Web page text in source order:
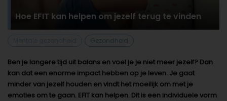
Hoe EFIT kan helpen om jezelf terug te vinden
Gezondheid
Ben je langere tijd uit balans en voel je je niet meer jezelf? Dan
kan dat een enorme impact hebben op je leven. Je gaat
minder van jezelf houden en vindt het moeilijk om met je
emoties om te gaan. EFIT kan helpen. Dit is een individuele vorm